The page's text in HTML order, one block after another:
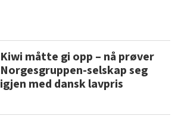
Kiwi måtte gi opp – nå prøver
Norgesgruppen-selskap seg
igjen med dansk lavpris